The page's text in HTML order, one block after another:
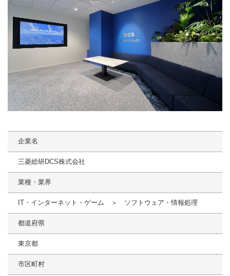
企業名
三菱総研DCS株式会社
業種・業界
IT・インターネット・ゲーム ＞ ソフトウェア・情報処理
都道府県
東京都
市区町村